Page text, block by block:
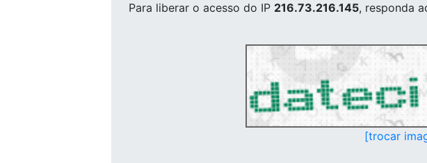
Para liberar o acesso do IP 216.73.216.145, responda
[trocar